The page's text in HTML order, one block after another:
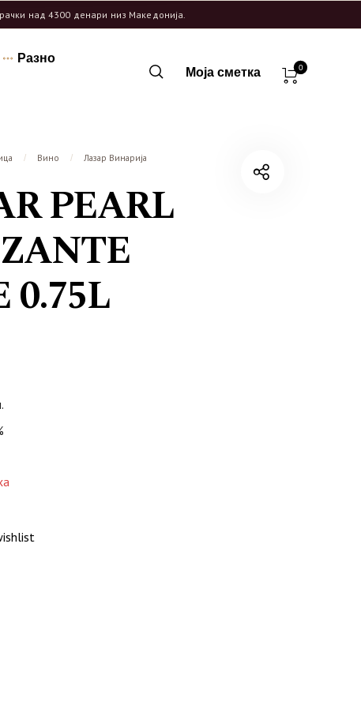
над 4300 денари низ Македонија.
Разно
Моја сметка 0
/ Вино / Лазар Винарија
PEARL
0.75L